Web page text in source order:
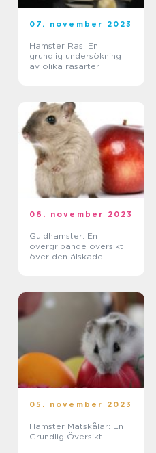
07. november 2023
Hamster Ras: En
grundlig undersökning
av olika rasarter
06. november 2023
Guldhamster: En
övergripande översikt
över den älskade
05. november 2023
Hamster Matskålar: En
Grundlig Översikt